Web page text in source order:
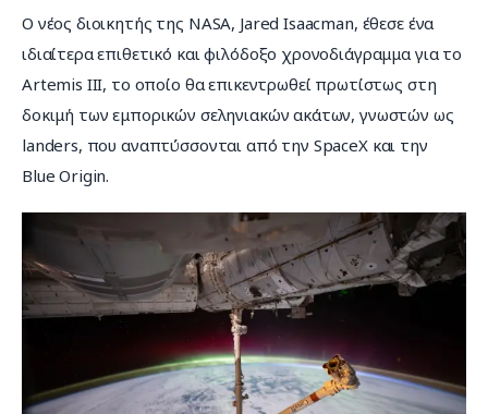
Ο νέος διοικητής της NASA, Jared Isaacman, έθεσε ένα
ιδιαίτερα επιθετικό και φιλόδοξο χρονοδιάγραμμα για το
Artemis III, το οποίο θα επικεντρωθεί πρωτίστως στη
δοκιμή των εμπορικών σεληνιακών ακάτων, γνωστών ως
landers, που αναπτύσσονται από την SpaceX και την
Blue Origin.